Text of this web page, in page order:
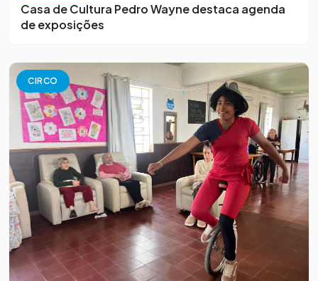
Casa de Cultura Pedro Wayne destaca agenda
de exposições
CIRCO